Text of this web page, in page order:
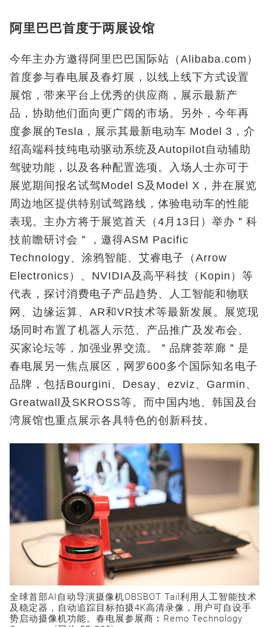
阿里巴巴首度于两展设馆
今年主办方邀得阿里巴巴国际站（Alibaba.com）
首度参与春电展及春灯展，以线上线下方式设置
展馆，带来平台上优秀的供应商，展示最新产
品，协助他们面向更广阔的市场。另外，今年再
度参展的Tesla，展示其最新电动车 Model 3，介
绍高端科技纯电动驱动系统及Autopilot自动辅助
驾驶功能，以及各种配置选项。入场人士亦可于
展览期间报名试驾Model S及Model X，并在展览
周边地区提供特别试驾路线，体验电动车的性能
表现。主办方将于展览首天（4月13日）举办＂科
技前瞻研讨会＂，邀得ASM Pacific
Technology、涂鸦智能、艾睿电子（Arrow
Electronics）、NVIDIA及高平科技（Kopin）等
代表，探讨消费电子产品趋势、人工智能和物联
网、边缘运算、AR和VR技术等最新发展。展览现
场同时布置了机器人示范、产品推广及发布会、
买家论坛等，加强业界交流。＂品牌荟萃廊＂是
春电展另一焦点展区，网罗600多个国际知名电子
品牌，包括Bourgini、Desay、ezviz、Garmin、
Greatwall及SKROSS等。而中国内地、韩国及台
湾展馆也重点展示各具特色的创新科技。
全球首部AI自动导演摄像机OBSBOT Tail利用人工智能技术
及稳定器，自动追踪目标拍摄4K高清录像，用户可自设手
势启动摄像机功能。春电展参展商︰Remo Technology